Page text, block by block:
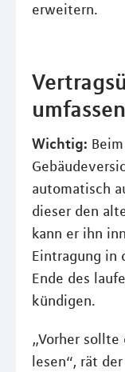
erweitern.
Wichtig:
automatisch
dieser den
kann er ihn
Eintragung in
Ende des
kündigen.
„Vorher
lesen“, rät